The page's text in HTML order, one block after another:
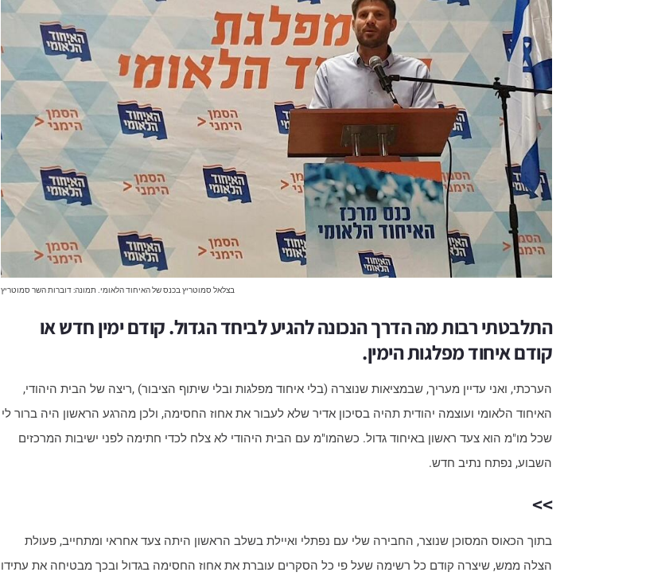
בצלאל סמוטריץ בכנס של האיחוד הלאומי. תמונה: דוברות השר סמוטריץ
התלבטתי רבות מה הדרך הנכונה להגיע לביחד הגדול. קודם ימין חדש או
קודם איחוד מפלגות הימין.
הערכתי, ואני עדיין מעריך, שבמציאות שנוצרה (בלי איחוד מפלגות ובלי שיתוף הציבור) ,ריצה של הבית היהודי,
האיחוד הלאומי ועוצמה יהודית תהיה בסיכון אדיר שלא לעבור את אחוז החסימה, ולכן מהרגע הראשון היה ברור לי
שכל מו"מ הוא צעד ראשון באיחוד גדול. כשהמו"מ עם הבית היהודי לא צלח לכדי חתימה לפני ישיבות המרכזים
השבוע, נפתח נתיב חדש.
>>
בתוך הכאוס המסוכן שנוצר, החבירה שלי עם נפתלי ואיילת בשלב הראשון היתה צעד אחראי ומתחייב, פעולת
הצלה ממש, שיצרה קודם כל רשימה שעל פי כל הסקרים עוברת את אחוז החסימה בגדול ובכך מבטיחה את עתידו